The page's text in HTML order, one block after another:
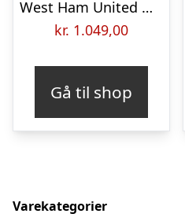
West Ham United Hjemmebanetrøje 2026/27 Elite
kr. 1.049,00
Gå til shop
Varekategorier